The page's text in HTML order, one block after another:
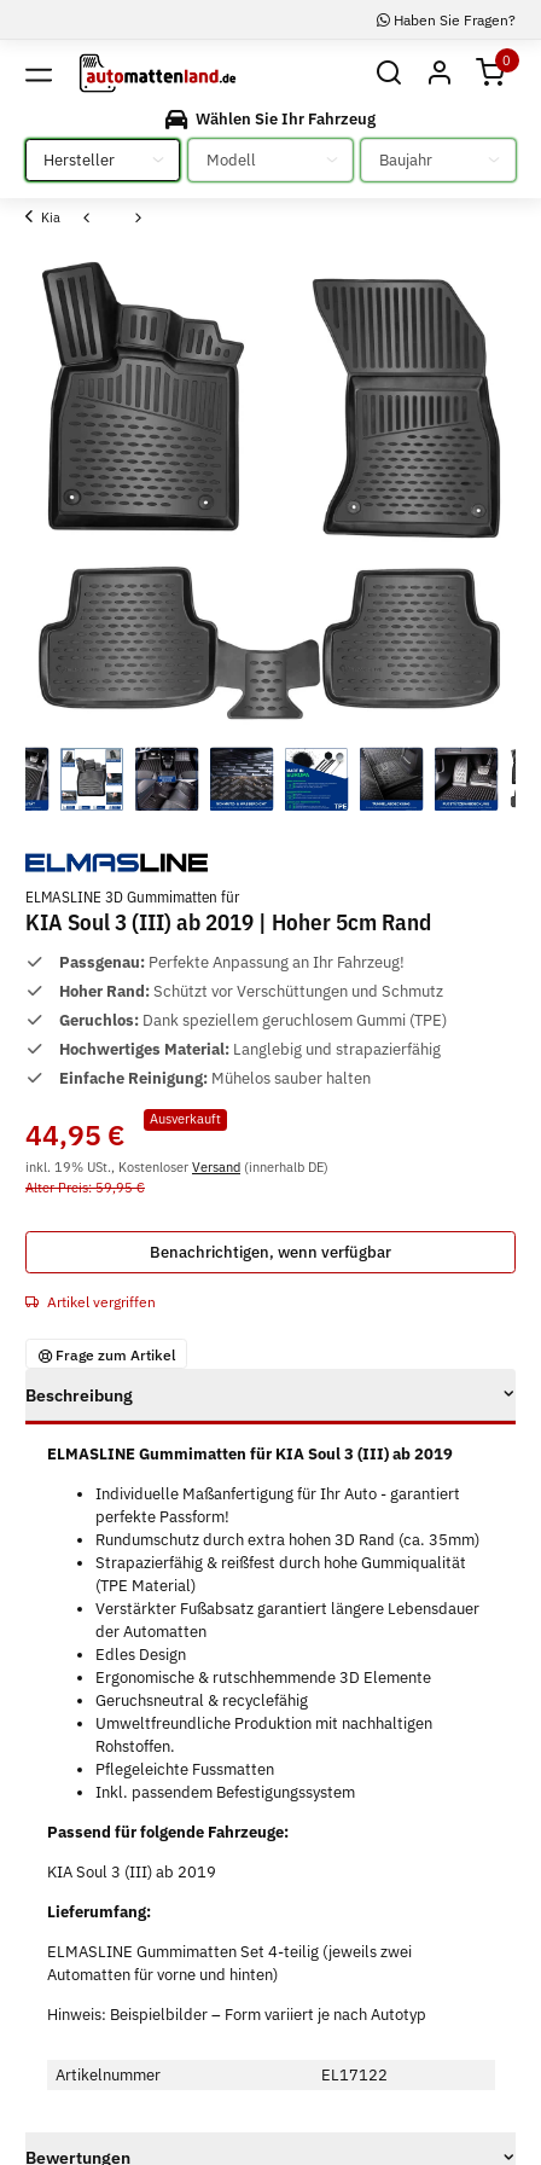
Haben Sie Fragen?
0
Wählen Sie Ihr Fahrzeug
Bitte auswählen
Bitte auswählen Bitte auswählen
Kia
ELMASLINE 3D Gummimatten für
KIA Soul 3 (III) ab 2019 | Hoher 5cm Rand
Passgenau: Perfekte Anpassung an Ihr Fahrzeug!
Hoher Rand:Schützt vor Verschüttungen und Schmutz
Geruchlos: Dank speziellem geruchlosem Gummi (TPE)
Hochwertiges Material: Langlebig und strapazierfähig
Einfache Reinigung: Mühelos sauber halten
Ausverkauft
44,95 €
inkl. 19% USt., Kostenloser Versand (innerhalb DE)
Alter Preis: 59,95 €
Benachrichtigen, wenn verfügbar
Artikel vergriffen
Frage zum Artikel
Beschreibung
ELMASLINE Gummimatten für KIA Soul 3 (III) ab 2019
Individuelle Maßanfertigung für Ihr Auto - garantiert
perfekte Passform!
Rundumschutz durch extra hohen 3D Rand (ca. 35mm)
Strapazierfähig & reißfest durch hohe Gummiqualität
(TPE Material)
Verstärkter Fußabsatz garantiert längere Lebensdauer
der Automatten
Edles Design
Ergonomische & rutschhemmende 3D Elemente
Geruchsneutral & recyclefähig
Umweltfreundliche Produktion mit nachhaltigen
Rohstoffen.
Pflegeleichte Fussmatten
Inkl. passendem Befestigungssystem
Passend für folgende Fahrzeuge:
KIA Soul 3 (III) ab 2019
Lieferumfang:
ELMASLINE Gummimatten Set 4-teilig (jeweils zwei
Automatten für vorne und hinten)
Hinweis: Beispielbilder – Form variiert je nach Autotyp
Artikelnummer EL17122
Bewertungen